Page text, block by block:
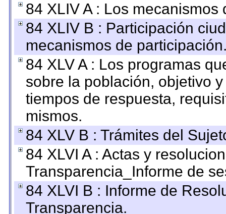
84 XLIV A : Los
84 XLIV B : Participación
mecanismos de
84 XLV A : Los programas
sobre la población, objetivo
tiempos de respuesta,
mismos.
84 XLV B : Trámites del
84 XLVI A : Actas y
Transparencia_Informe de
84 XLVI B : Informe de
Transparencia.